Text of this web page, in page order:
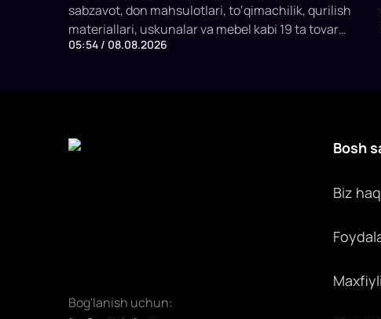
sabzavot, don mahsulotlari, to‘qimachilik, qurilish
materiallari, uskunalar va mebel kabi 19 ta tovar
guruhi uchun tarif va notarif cheklovlarni bekor
05:54 / 08.08.2026
Bog'lanish uchun:
Bosh
Biz